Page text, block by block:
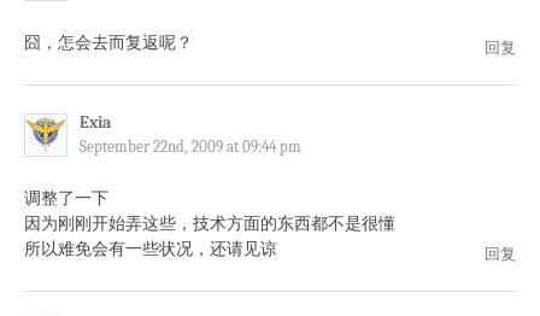
囧，怎会去而复返呢？ 回复
Exia
September 22nd, 2009 at 09:44 pm
调整了一下
因为刚刚开始弄这些，技术方面的东西都不是很懂
所以难免会有一些状况，还请见谅
回复